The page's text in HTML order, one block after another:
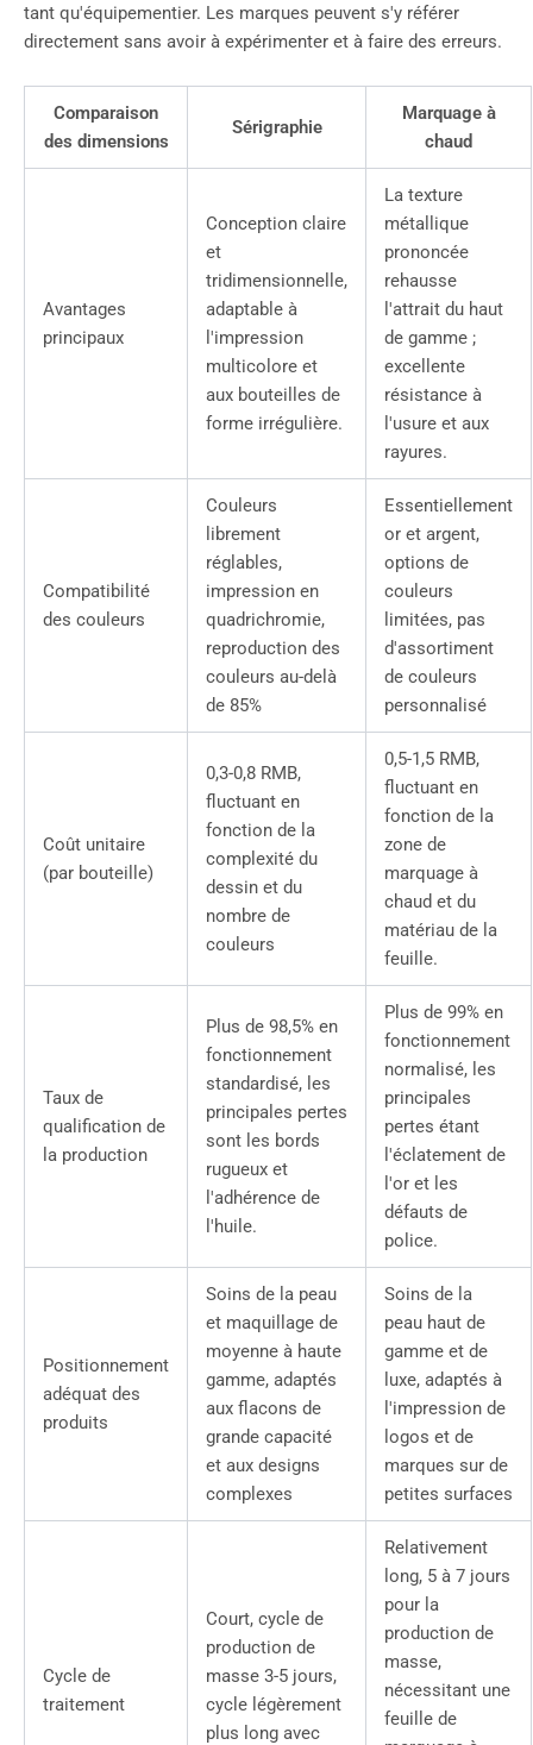
tant qu'équipementier. Les marques peuvent s'y référer
directement sans avoir à expérimenter et à faire des erreurs.
Comparaison
des dimensions
Sérigraphie
Marquage à
chaud
Avantages
principaux
Conception claire
et
tridimensionnelle,
adaptable à
l'impression
multicolore et
aux bouteilles de
forme irrégulière.
La texture
métallique
prononcée
rehausse
l'attrait du haut
de gamme ;
excellente
résistance à
l'usure et aux
rayures.
Compatibilité
des couleurs
Couleurs
librement
réglables,
impression en
quadrichromie,
reproduction des
couleurs au-delà
de 85%
Essentiellement
or et argent,
options de
couleurs
limitées, pas
d'assortiment
de couleurs
personnalisé
Coût unitaire
(par bouteille)
0,3-0,8 RMB,
fluctuant en
fonction de la
complexité du
dessin et du
nombre de
couleurs
0,5-1,5 RMB,
fluctuant en
fonction de la
zone de
marquage à
chaud et du
matériau de la
feuille.
Taux de
qualification de
la production
Plus de 98,5% en
fonctionnement
standardisé, les
principales pertes
sont les bords
rugueux et
l'adhérence de
l'huile.
Plus de 99% en
fonctionnement
normalisé, les
principales
pertes étant
l'éclatement de
l'or et les
défauts de
police.
Positionnement
adéquat des
produits
Soins de la peau
et maquillage de
moyenne à haute
gamme, adaptés
aux flacons de
grande capacité
et aux designs
complexes
Soins de la
peau haut de
gamme et de
luxe, adaptés à
l'impression de
logos et de
marques sur de
petites surfaces
Cycle de
traitement
Court, cycle de
production de
masse 3-5 jours,
cycle légèrement
plus long avec
Relativement
long, 5 à 7 jours
pour la
production de
masse,
nécessitant une
feuille de